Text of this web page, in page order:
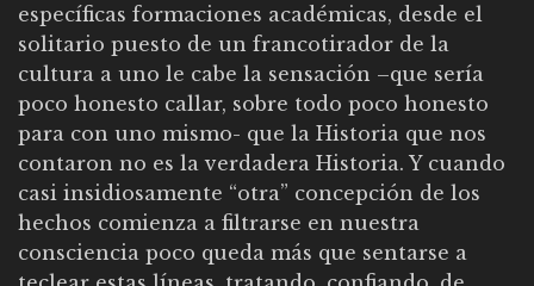
específicas formaciones académicas, desde el
solitario puesto de un francotirador de la
cultura a uno le cabe la sensación –que sería
poco honesto callar, sobre todo poco honesto
para con uno mismo- que la Historia que nos
contaron no es la verdadera Historia. Y cuando
casi insidiosamente “otra” concepción de los
hechos comienza a filtrarse en nuestra
consciencia poco queda más que sentarse a